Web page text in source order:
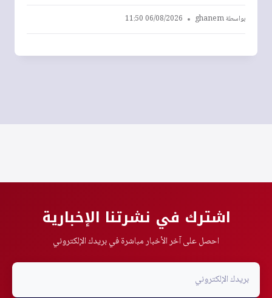
بواسطةghanem
06/08/2026 11:50
اشترك في نشرتنا الإخبارية
احصل على آخر الأخبار مباشرة في بريدك الإلكتروني